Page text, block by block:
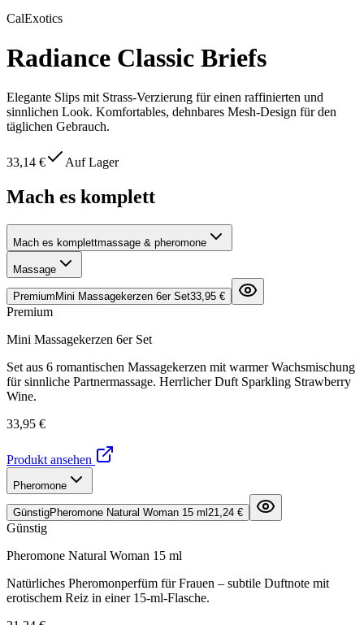
CalExotics
Radiance Classic Briefs
Elegante Slips mit Strass-Verzierung für einen raffinierten und
sinnlichen Look. Komfortables, dehnbares Mesh-Design für den
täglichen Gebrauch.
33,14 € Auf Lager
Mach es komplett
Mach es komplettmassage & pheromone
Massage
Premium Mini Massagekerzen 6er Set33,95 €
Premium
Mini Massagekerzen 6er Set
Set aus 6 romantischen Massagekerzen mit warmer Wachsmischung
für sinnliche Partnermassage. Herrlicher Duft Sparkling Strawberry
Wine.
33,95 €
Produkt ansehen
Pheromone
GünstigPheromone Natural Woman 15 ml 21,24 €
Günstig
Pheromone Natural Woman 15 ml
Natürliches Pheromonperfüm für Frauen – subtile Duftnote mit
erotischem Reiz in einer 15-ml-Flasche.